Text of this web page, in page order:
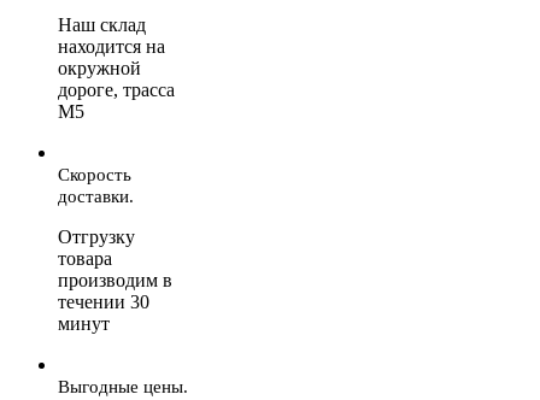
Наш склад
находится на
окружной
дороге, трасса
М5
Скорость
доставки.
Отгрузку
товара
производим в
течении 30
минут
Выгодные цены.